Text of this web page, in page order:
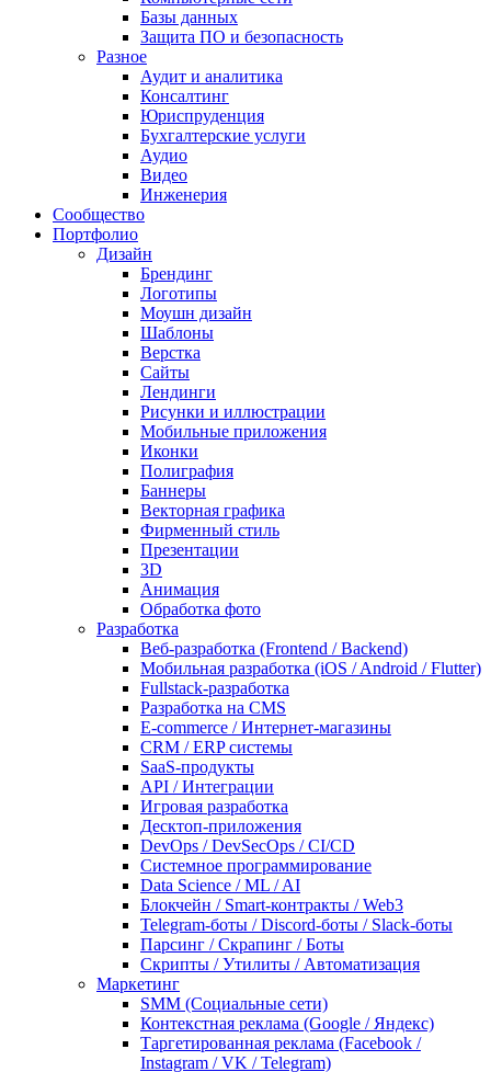
Базы данных
Защита ПО и безопасность
Разное
Аудит и аналитика
Консалтинг
Юриспруденция
Бухгалтерские услуги
Аудио
Видео
Инженерия
Сообщество
Портфолио
Дизайн
Брендинг
Логотипы
Моушн дизайн
Шаблоны
Верстка
Сайты
Лендинги
Рисунки и иллюстрации
Мобильные приложения
Иконки
Полиграфия
Баннеры
Векторная графика
Фирменный стиль
Презентации
3D
Анимация
Обработка фото
Разработка
Веб-разработка (Frontend / Backend)
Мобильная разработка (iOS / Android / Flutter)
Fullstack-разработка
Разработка на CMS
E-commerce / Интернет-магазины
CRM / ERP системы
SaaS-продукты
API / Интеграции
Игровая разработка
Десктоп-приложения
DevOps / DevSecOps / CI/CD
Системное программирование
Data Science / ML / AI
Блокчейн / Smart-контракты / Web3
Telegram-боты / Discord-боты / Slack-боты
Парсинг / Скрапинг / Боты
Скрипты / Утилиты / Автоматизация
Маркетинг
SMM (Социальные сети)
Контекстная реклама (Google / Яндекс)
Таргетированная реклама (Facebook /
Instagram / VK / Telegram)